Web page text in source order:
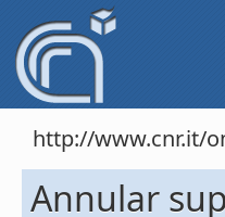
http://www.cnr.it/
Annular